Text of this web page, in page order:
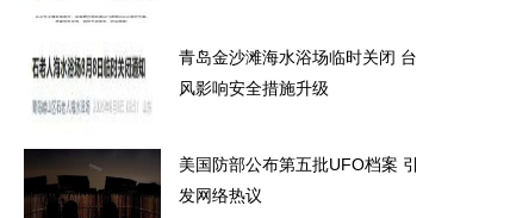
青岛金沙滩海水浴场临时关闭 台
风影响安全措施升级
美国防部公布第五批UFO档案 引
发网络热议